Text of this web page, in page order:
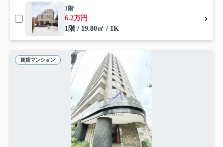
1階
6.2万円
1階 / 19.80㎡ / 1K
賃貸マンション